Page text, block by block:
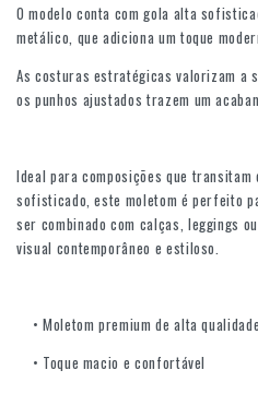
O modelo conta com gola alta
metálico, que adiciona um toque
As costuras estratégicas valorizam a
os punhos ajustados trazem um
Ideal para composições que
sofisticado, este moletom é perfeito
ser combinado com calças, leggings
visual contemporâneo e estiloso.
• Moletom premium de alta qualidade
• Toque macio e confortável